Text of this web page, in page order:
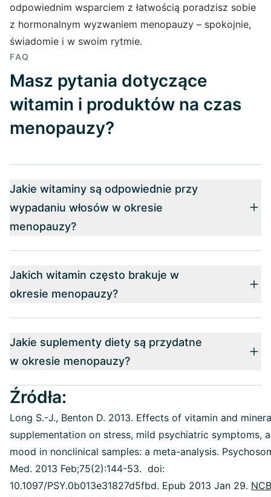
odpowiednim wsparciem z łatwością poradzisz sobie
z hormonalnym wyzwaniem menopauzy – spokojnie,
świadomie i w swoim rytmie.
FAQ
Masz pytania dotyczące
witamin i produktów na czas
menopauzy?
Jakie witaminy są odpowiednie przy
wypadaniu włosów w okresie
menopauzy?
Jakich witamin często brakuje w
okresie menopauzy?
Jakie suplementy diety są przydatne
w okresie menopauzy?
Źródła:
Long S.-J., Benton D. 2013. Effects of vitamin and
supplementation on stress, mild psychiatric symptoms,
mood in nonclinical samples: a meta-analysis.
Med. 2013 Feb;75(2):144-53. doi:
10.1097/PSY.0b013e31827d5fbd. Epub 2013 Jan 29.